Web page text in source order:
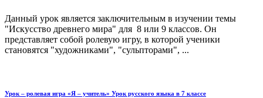
Данный урок является заключительным в изучении темы
"Искусство древнего мира" для 8 или 9 классов. Он
представляет собой ролевую игру, в которой ученики
становятся "художниками", "сульпторами", ...
Урок – ролевая игра «Я – учитель» Урок русского языка в 7 классе